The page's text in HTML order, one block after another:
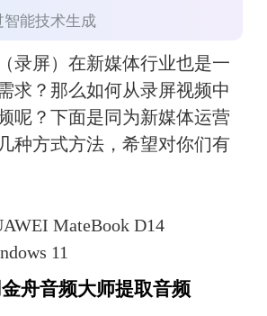
能技术生成
录屏）在新媒体行业也是一
求？那么如何从录屏视频中
呢？下面是同为新媒体运营
种方式方法，希望对你们有
MateBook D14
11
舟音频大师提取音频